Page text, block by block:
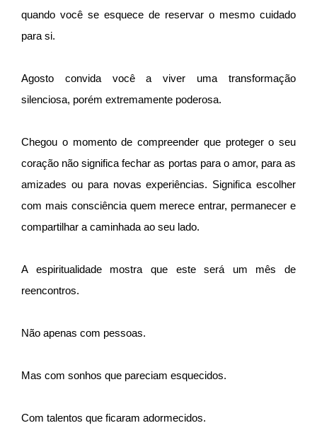
quando você se esquece de reservar o mesmo cuidado
para si.
Agosto convida você a viver uma transformação
silenciosa, porém extremamente poderosa.
Chegou o momento de compreender que proteger o seu
coração não significa fechar as portas para o amor, para as
amizades ou para novas experiências. Significa escolher
com mais consciência quem merece entrar, permanecer e
compartilhar a caminhada ao seu lado.
A espiritualidade mostra que este será um mês de
reencontros.
Não apenas com pessoas.
Mas com sonhos que pareciam esquecidos.
Com talentos que ficaram adormecidos.